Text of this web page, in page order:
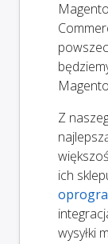
Z
ich
wysyłki